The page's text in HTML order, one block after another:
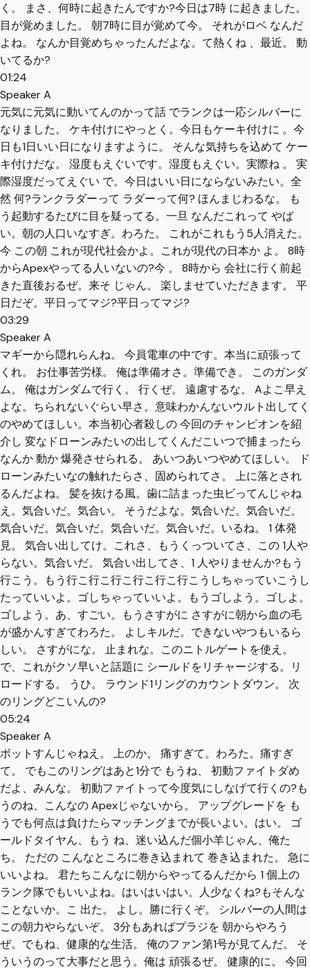
く。 まさ、何時に起きたんですか?今日は7時 に起きました。
目が覚めました。 朝7時に目が覚めて今。 それがロベ なんだ
よね。 なんか目覚めちゃったんだよな。て熱くね 、最近。 動
いてるか?
01:24
Speaker A
元気に元気に動いてんのかって話 でランクは一応シルバーに
なりました。 ケキ付けにやっとく。今日もケーキ付けに 。今
日も1日いい日になりますように。 そんな気持ちを込めて ケー
キ付けだな。 湿度もえぐいです。湿度もえぐい。実際ね 。 実
際湿度だってえぐい で。今日はいい日にならないみたい。全
然 何?ランクラダーって ラダーって何? ほんまじわるな。 も
う起動するたびに目を疑ってる。一旦 なんだこれって やば
い。朝の人口いなすぎ。わろた。 これがこれもう5人消えた。
今 この朝 これが現代社会かよ。これが現代の日本か よ。 8時
からApexやってる人いないの?今 。 8時から 会社に行く前起
きた直後おるぜ。来そ じゃん。 楽しませていただきます。 平
日だぞ。平日ってマジ?平日ってマジ?
03:29
Speaker A
マギーから隠れらんね。 今員電車の中です。本当に頑張って
くれ。 お仕事苦労様。 俺は準備オさ。準備でき。 このガンダ
ム。 俺はガンダムで行く。 行くぜ。 遠慮するな。 Aよこ早え
よな。ちられないぐらい早さ。意味わかんないウルト出してく
のやめてほしい。本当初心者殺しの 今回のチャンピオンを紹
介し 変なドローンみたいの出してくんだこいつで捕まったら
なんか 動か 爆発させられる。 あいつあいつやめてほしい。 ド
ローンみたいなの触れたらさ、固められてさ。 上に落とされ
るんだよね。 髪を抜ける風。歯に詰まった虫ビってんじゃね
え。気合いだ。気合い。 そうだよな。気合いだ。気合いだ。
気合いだ。気合いだ。気合いだ。気合いだ。いるね。 1 体発
見。 気合い出してけ。これさ、もうくっついてさ、この 1人や
らない。気合いだ。 気合い出してさ、1 人やりませんか?もう
行こう。もう行こ行こ行こ行こ行こ行こうしちゃっていこうし
たっていいよ。ゴしちゃっていいよ。もうゴしよう。ゴしよ。
ゴしよう。あ、すごい。もうさすがに さすがに朝から血の毛
が盛かんすぎてわろた。 よしキルだ。できないやつもいるら
しい。 さすがにな。 止まれな。このニトルゲートを使え。
で、これがクソ早いと話題に シールドをリチャージする。リ
ロードする。 うひ。 ラウンド1リングのカウントダウン。 次
のリングどこいんの?
05:24
Speaker A
ボットすんじゃねえ。 上のか。 痛すぎて。わろた。痛すぎ
て。 でもこのリングはあと1分で もうね、 初動ファイトダめ
だよ、みんな。 初動ファイトって今度気にしなげて行くの?も
うのね、こんなの Apexじゃないから。 アップグレードを も
うでも何点は負けたらマッチングまでが長いよい。はい。 ゴ
ールドタイヤん、もう ね、迷い込んだ個小羊じゃん、俺た
ち。 ただの こんなところに巻き込まれて 巻き込まれた。 急に
いいよね。 君たちこんなに朝からやってるんだから 1 個上の
ランク隊でもいいよね。はいはいはい。人少なくね?もそんな
ことないか。こ 出た。 よし。勝に行くぞ。 シルバーの人間は
この朝力やらないぞ。 3分もあればプラジを 朝からやろう
ぜ。でもね、健康的な生活。 俺のファン第1号が見てんだ。 そ
ういうのって大事だと思う。俺は 頑張るぜ。 健康的に。 今回